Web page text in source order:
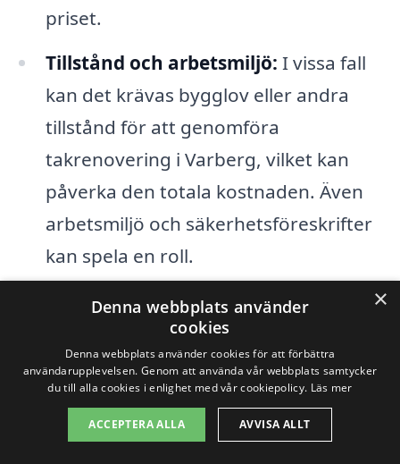
priset.
Tillstånd och arbetsmiljö: I vissa fall
kan det krävas bygglov eller andra
tillstånd för att genomföra
takrenovering i Varberg, vilket kan
påverka den totala kostnaden. Även
arbetsmiljö och säkerhetsföreskrifter
kan spela en roll.
Säsong:Priser på takrenovering kan
fluktuera beroende på vilken tid på
året du planerar att renovera.
Efterfrågan kan öka under våren och
sommaren, vilket kan återspeglas i
×
Denna webbplats använder
cookies
Denna webbplats använder cookies för att förbättra
användarupplevelsen. Genom att använda vår webbplats samtycker
du till alla cookies i enlighet med vår cookiepolicy. Läs mer
ACCEPTERA ALLA AVVISA ALLT